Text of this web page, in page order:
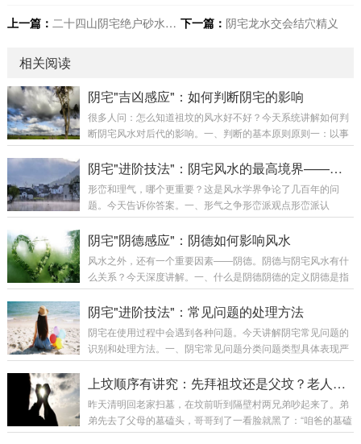
上一篇： 二十四山阴宅绝户砂水断法 下一篇： 阴宅龙水交会结穴精义
相关阅读
阴宅"吉凶感应"：如何判断阴宅的影响
很多人问：怎么知道祖坟的风水好不好？今天系统讲解如何判
断阴宅风水对后代的影响。一、判断的基本原则原则一：以事
实为准判断阴宅风水好坏，最重要是以事实为准。好风水的事
实：家族人丁兴旺后代财运较好后代多贵人相助家族相对稳定
不稳定原则二：多代观察阴宅的影响需要多代观察，不能只看
一代。观察代数：至少观察三代最好观察五代以上观察家族整
要排除的因素：个人努力程度时代机遇社会环境教育水...
阴宅"进阶技法"：阴宅风水的最高境界——形气合一
形峦和理气，哪个更重要？这是风水学界争论了几百年的问
题。今天告诉你答案。一、形气之争形峦派观点形峦派认
为：“峦头为体，理气为用。”核心观点：峦头是根本，没有好
峦头，理气再好也无用只要峦头好，即使理气一般，也能有不
为主，峦头为辅。”核心观点：理气决定吉凶，峦头只是辅助只
要理气好，即使峦头一般，也能有好的效果峦头只是理气的载
可。”核心观点：形峦和理气同等重要，缺一不可形峦...
阴宅"阴德感应"：阴德如何影响风水
风水之外，还有一个重要因素——阴德。阴德与阴宅风水有什
么关系？今天深度讲解。一、什么是阴德阴德的定义阴德是指
在暗中行善、不图回报的德行。阴德的特征：不为人知的善行
不求回报的付出积德行善的行为对祖先和后代的福报阴德与阳
阴德暗中行善，无名回报荫及子孙二、阴德如何影响阴宅阴德
是风水的催化剂阴德不能替代风水，但可以增强风水效果。阴
无好效果受限无一般效果一般阴德的积累方式祖先积阴...
阴宅"进阶技法"：常见问题的处理方法
阴宅在使用过程中会遇到各种问题。今天讲解阴宅常见问题的
识别和处理方法。一、阴宅常见问题分类问题类型具体表现严
重程度结构问题墓碑倾斜、裂缝中等环境问题杂草丛生、水浸
视情况气场问题气场下降、异象较重周边问题新建建筑、道路
问题一：墓碑倾斜原因：地基不稳水土流失年久失修处理方
法：扶正墓碑加固地基解决水土流失问题问题二：墓碑裂缝原
上坟顺序有讲究：先拜祖坟还是父坟？老人说拜错损三代福运，真不是迷信
昨天清明回老家扫墓，在坟前听到隔壁村两兄弟吵起来了。弟
弟先去了父母的墓磕头，哥哥到了一看脸就黑了：“咱爸的墓磕
完了？祖坟还没去呢！”弟弟觉得哥哥小题大做：“爸妈近，肯